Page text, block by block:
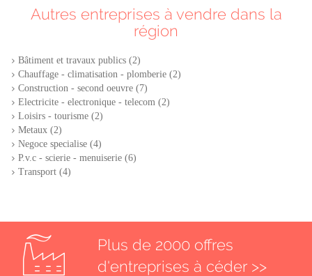
Autres entreprises à vendre dans la
région
Bâtiment et travaux publics (2)
Chauffage - climatisation - plomberie (2)
Construction - second oeuvre (7)
Electricite - electronique - telecom (2)
Loisirs - tourisme (2)
Metaux (2)
Negoce specialise (4)
P.v.c - scierie - menuiserie (6)
Transport (4)
Plus de 2000 offres
d'entreprises à céder >>